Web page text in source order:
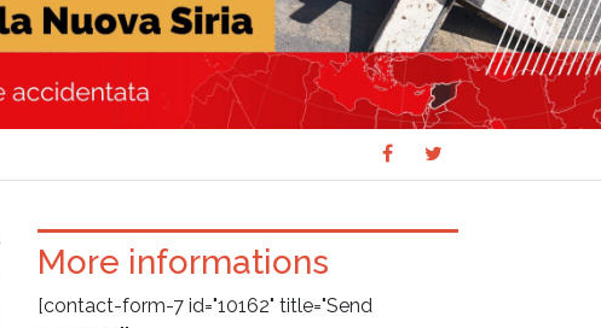
Share
on
on
More informations
[contact-form-7 id="10162" title="Send